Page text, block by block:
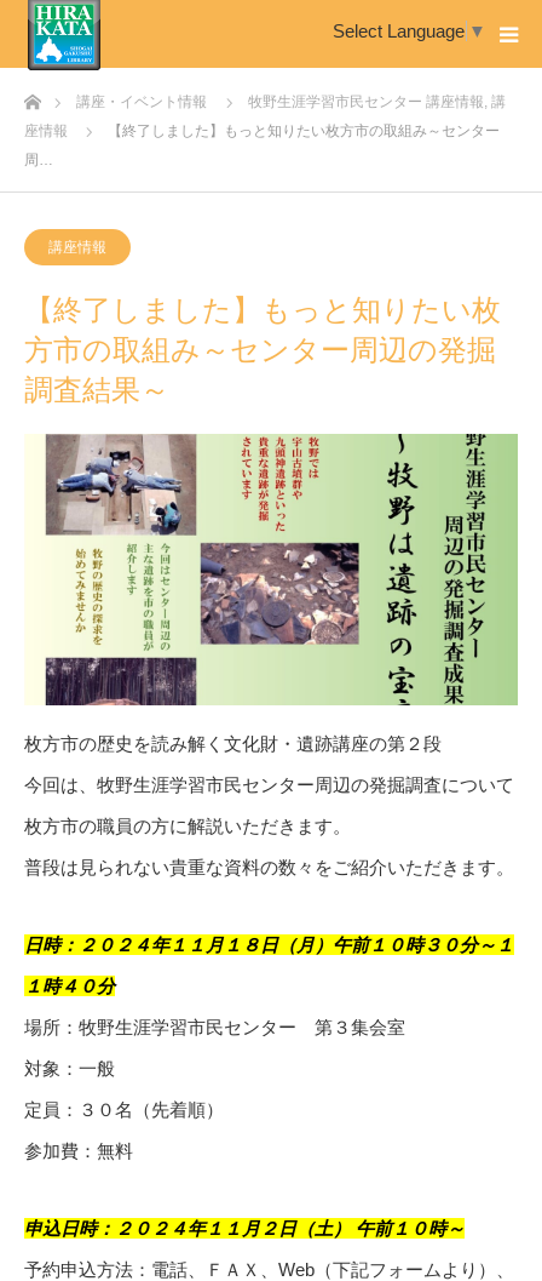
Select Language ▼
ホーム講座・イベント情報 牧野生涯学習市民センター 講座情報, 講
座情報
【終了しました】もっと知りたい枚方市の取組み～センター
周…
講座情報
【終了しました】もっと知りたい枚
方市の取組み～センター周辺の発掘
調査結果～
枚方市の歴史を読み解く文化財・遺跡講座の第２段
今回は、牧野生涯学習市民センター周辺の発掘調査について
枚方市の職員の方に解説いただきます。
普段は見られない貴重な資料の数々をご紹介いただきます。
日時：２０２４年１１月１８日（月）午前１０時３０分～１
１時４０分
場所：牧野生涯学習市民センター 第３集会室
対象：一般
定員：３０名（先着順）
参加費：無料
申込日時：２０２４年１１月２日（土） 午前１０時～
予約申込方法：電話、ＦＡＸ、Web（下記フォームより）、